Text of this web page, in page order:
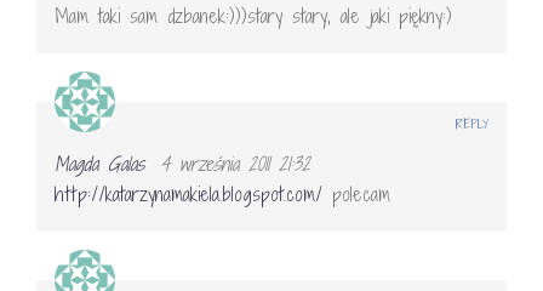
Mam taki sam dzbanek:)))stary stary, ale jaki piękny:)
Magda Galas
4 września 2011 21:32
http://katarzynamakiela.blogspot.com/ polecam
REPLY